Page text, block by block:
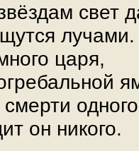
свет
лучами.
царя,
он никого.